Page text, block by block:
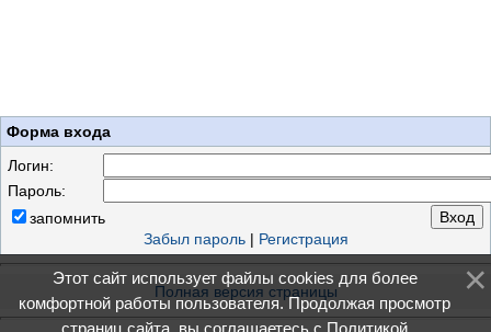
Форма входа
Логин:
Пароль:
запомнить
Забыл пароль| Регистрация
Полная версия страницы
Этот сайт использует файлы cookies для более
комфортной работы пользователя. Продолжая просмотр
страниц сайта, вы соглашаетесь с Политикой